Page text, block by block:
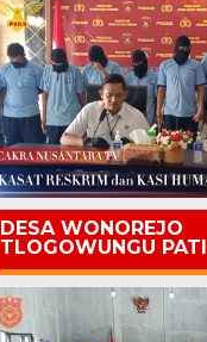
DESA WONOREJO
TLOGOWUNGU PATI